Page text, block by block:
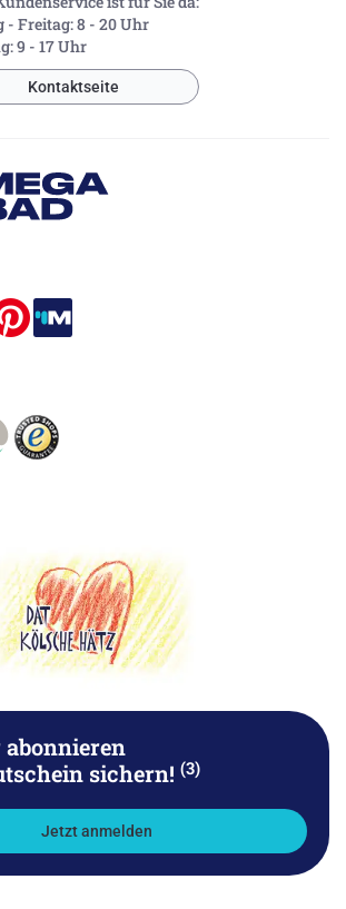
- Freitag: 8 - 20 Uhr
9 - 17 Uhr
Kontaktseite
sichern! (3)
Jetzt anmelden